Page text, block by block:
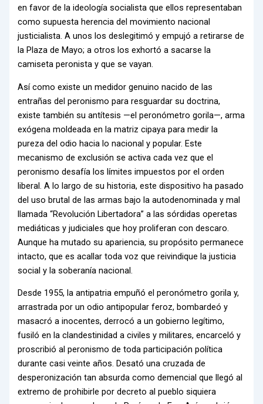
en favor de la ideología socialista que ellos representaban
como supuesta herencia del movimiento nacional
justicialista. A unos los deslegitimó y empujó a retirarse de
la Plaza de Mayo; a otros los exhortó a sacarse la
camiseta peronista y que se vayan.
Así como existe un medidor genuino nacido de las
entrañas del peronismo para resguardar su doctrina,
existe también su antítesis —el peronómetro gorila—, arma
exógena moldeada en la matriz cipaya para medir la
pureza del odio hacia lo nacional y popular. Este
mecanismo de exclusión se activa cada vez que el
peronismo desafía los límites impuestos por el orden
liberal. A lo largo de su historia, este dispositivo ha pasado
del uso brutal de las armas bajo la autodenominada y mal
llamada “Revolución Libertadora” a las sórdidas operetas
mediáticas y judiciales que hoy proliferan con descaro.
Aunque ha mutado su apariencia, su propósito permanece
intacto, que es acallar toda voz que reivindique la justicia
social y la soberanía nacional.
Desde 1955, la antipatria empuñó el peronómetro gorila y,
arrastrada por un odio antipopular feroz, bombardeó y
masacró a inocentes, derrocó a un gobierno legítimo,
fusiló en la clandestinidad a civiles y militares, encarceló y
proscribió al peronismo de toda participación política
durante casi veinte años. Desató una cruzada de
desperonización tan absurda como demencial que llegó al
extremo de prohibirle por decreto al pueblo siquiera